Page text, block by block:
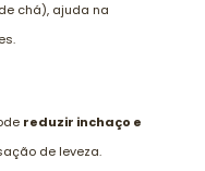
chá), ajuda na
reduzir inchaço e
de leveza.